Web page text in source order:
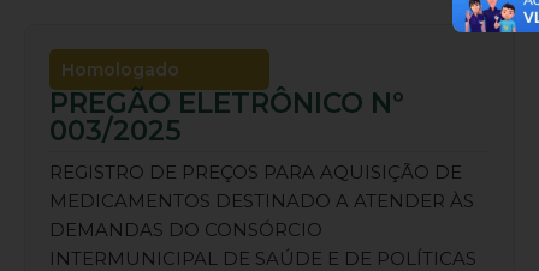
Homologado
PREGÃO ELETRÔNICO Nº
003/2025
REGISTRO DE PREÇOS PARA AQUISIÇÃO DE
MEDICAMENTOS DESTINADO A ATENDER ÀS
DEMANDAS DO CONSÓRCIO
INTERMUNICIPAL DE SAÚDE E DE POLÍTICAS